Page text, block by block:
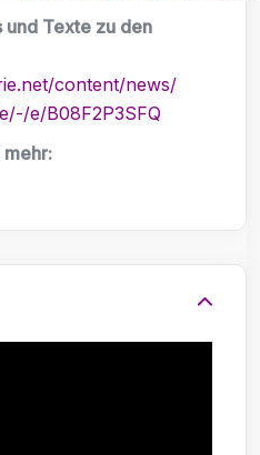
Texte zu den
content/news/
e/B08F2P3SFQ
mehr: